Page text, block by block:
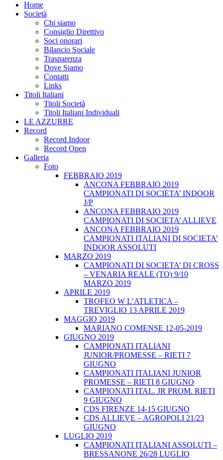
Home
Società
Chi siamo
Consiglio Direttivo
Soci onorari
Bilancio Sociale
Trasparenza
Dove Siamo
Contatti
Links
Titoli Italiani
Titoli Società
Titoli Italiani Individuali
LE AZZURRE
Record
Record Indoor
Record Open
Galleria
Foto
FEBBRAIO 2019
ANCONA FEBBRAIO 2019
CAMPIONATI DI SOCIETA’ INDOOR
J/P
ANCONA FEBBRAIO 2019
CAMPIONATI DI SOCIETA’ ALLIEVE
ANCONA FEBBRAIO 2019
CAMPIONATI ITALIANI DI SOCIETA’
INDOOR ASSOLUTI
MARZO 2019
CAMPIONATI DI SOCIETA’ DI CROSS
– VENARIA REALE (TO) 9/10
MARZO 2019
APRILE 2019
TROFEO W L’ATLETICA –
TREVIGLIO 13 APRILE 2019
MAGGIO 2019
MARIANO COMENSE 12-05-2019
GIUGNO 2019
CAMPIONATI ITALIANI
JUNIOR/PROMESSE – RIETI 7
GIUGNO
CAMPIONATI ITALIANI JUNIOR
PROMESSE – RIETI 8 GIUGNO
CAMPIONATI ITAL. JR PROM. RIETI
9 GIUGNO
CDS FIRENZE 14-15 GIUGNO
CDS ALLIEVE – AGROPOLI 21/23
GIUGNO
LUGLIO 2019
CAMPIONATI ITALIANI ASSOLUTI –
BRESSANONE 26/28 LUGLIO